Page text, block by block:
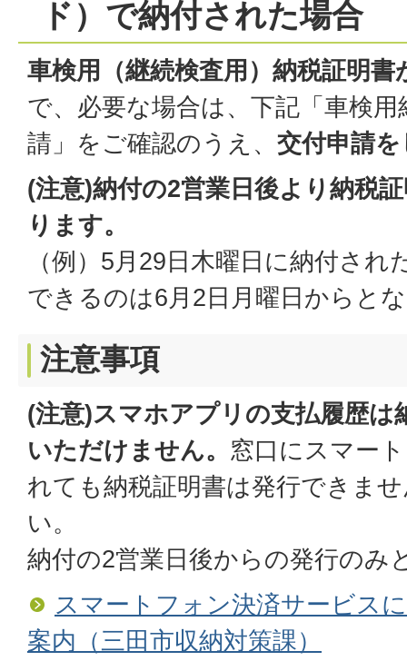
ド）で納付された場合
車検用（継続検査用）納税証明
で、必要な場合は、下記「車検
請」をご確認のうえ、 交付申請
(注意)納付の2営業日後より納税
ります。
（例）5月29日木曜日に納付され
できるのは6月2日月曜日からと
注意事項
(注意)スマホアプリの支払履歴は
いただけません。 窓口にスマー
れても納税証明書は発行できま
い。
納付の2営業日後からの発行のみ
スマートフォン決済サービス
案内（三田市収納対策課）